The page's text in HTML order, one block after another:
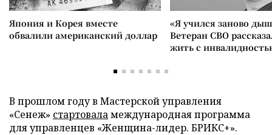
Япония и Корея вместе
обвалили американский доллар
«Я учился заново
Ветеран СВО
жить с
В прошлом году в Мастерской управления
«Сенеж» стартоваламеждународная программа
для управленцев «Женщина-лидер. БРИКС+».